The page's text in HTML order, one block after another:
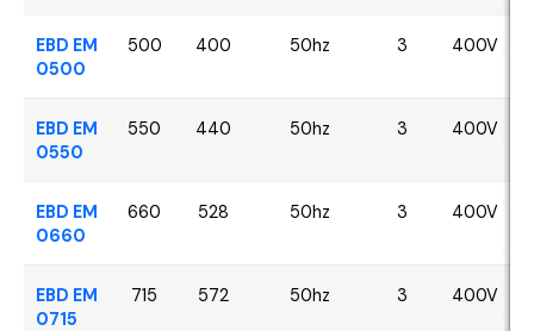
EBD EM
0500
500 400 50hz 3 400V
EBD EM
0550
550 440 50hz 3 400V
EBD EM
0660
660 528 50hz 3 400V
EBD EM
0715
715 572 50hz 3 400V